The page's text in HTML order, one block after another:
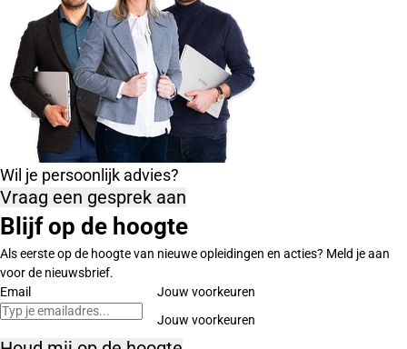
Wil je persoonlijk advies?
Vraag een gesprek aan
Blijf op de hoogte
Als eerste op de hoogte van nieuwe opleidingen en acties? Meld je aan
voor de nieuwsbrief.
Email
Jouw voorkeuren